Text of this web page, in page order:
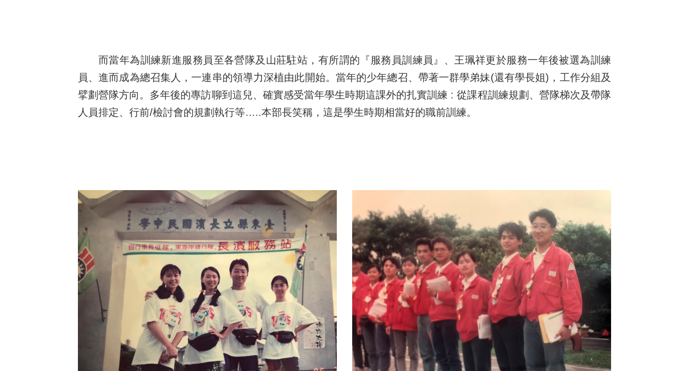
而當年為訓練新進服務員至各營隊及山莊駐站，有所謂的『服務員訓練員』、王珮祥更於服務一年後被選為訓練
員、進而成為總召集人，一連串的領導力深植由此開始。當年的少年總召、帶著一群學弟妹(還有學長姐)，工作分組及
擘劃營隊方向。多年後的專訪聊到這兒、確實感受當年學生時期這課外的扎實訓練 : 從課程訓練規劃、營隊梯次及帶隊
人員排定、行前/檢討會的規劃執行等…..本部長笑稱，這是學生時期相當好的職前訓練。